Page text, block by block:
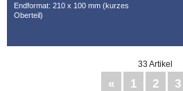
Endformat: 210 x 100 mm (kurzes
Oberteil)
33 Artikel
« 1 2 3